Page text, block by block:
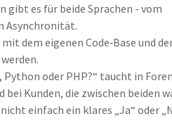
es für beide Sprachen - vom
Asynchronität.
dem eigenen Code‑Base und
Python oder PHP?“ taucht in
bei Kunden, die zwischen beiden
einfach ein klares „Ja“ oder